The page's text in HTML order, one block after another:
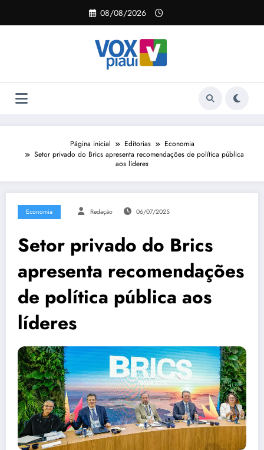
o
08/08/2026
Página inicial Editorias
Economia
Setor privado do Brics apresenta recomendações de política pública
aos líderes
Economia Redação 06/07/2025
Setor privado do Brics
apresenta recomendações
de política pública aos
líderes